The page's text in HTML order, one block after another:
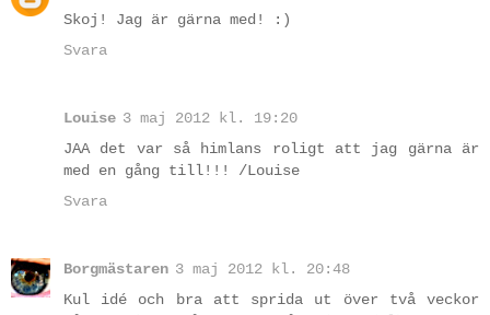
Skoj! Jag är gärna med! :)
Svara
Louise 3 maj 2012 kl. 19:20
JAA det var så himlans roligt att jag gärna är
med en gång till!!! /Louise
Svara
Borgmästaren 3 maj 2012 kl. 20:48
Kul idé och bra att sprida ut över två veckor